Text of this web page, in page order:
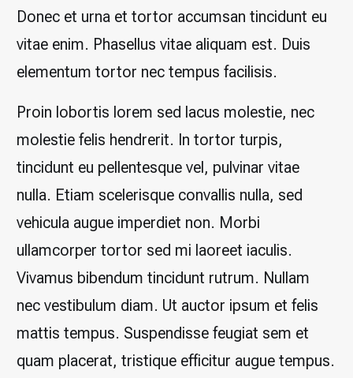
Donec et urna et tortor accumsan tincidunt eu
vitae enim. Phasellus vitae aliquam est. Duis
elementum tortor nec tempus facilisis.
Proin lobortis lorem sed lacus molestie, nec
molestie felis hendrerit. In tortor turpis,
tincidunt eu pellentesque vel, pulvinar vitae
nulla. Etiam scelerisque convallis nulla, sed
vehicula augue imperdiet non. Morbi
ullamcorper tortor sed mi laoreet iaculis.
Vivamus bibendum tincidunt rutrum. Nullam
nec vestibulum diam. Ut auctor ipsum et felis
mattis tempus. Suspendisse feugiat sem et
quam placerat, tristique efficitur augue tempus.